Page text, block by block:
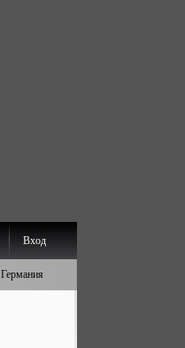
Вход
Германия